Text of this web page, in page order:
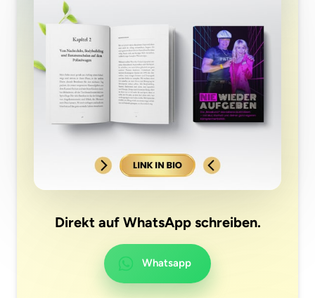
Direkt auf WhatsApp schreiben.
Whatsapp